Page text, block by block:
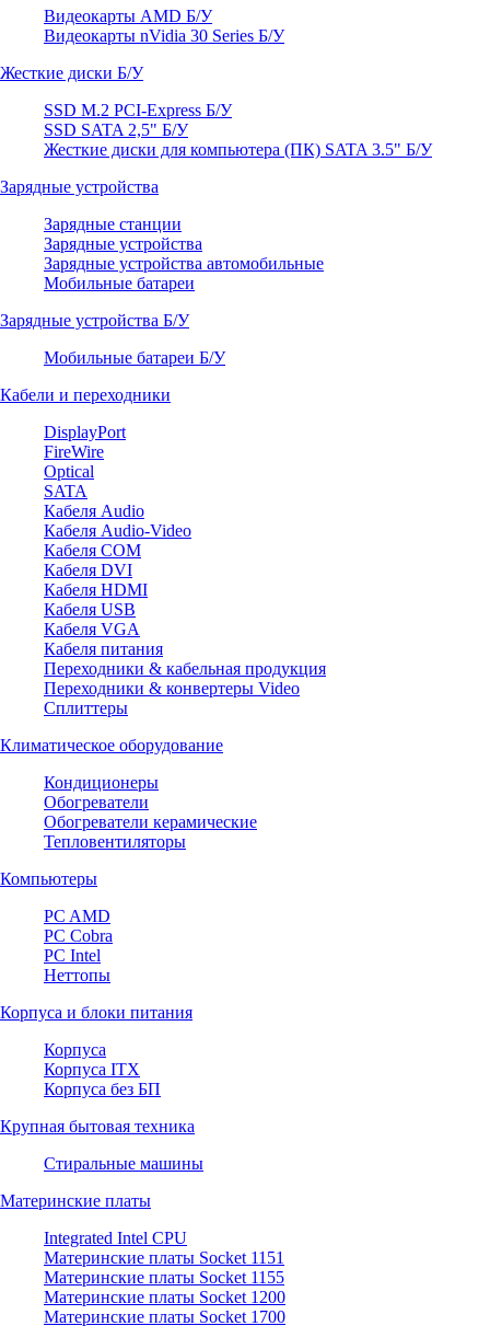
Видеокарты AMD Б/У
Видеокарты nVidia 30 Series Б/У
Жесткие диски Б/У
SSD M.2 PCI-Express Б/У
SSD SATA 2,5" Б/У
Жесткие диски для компьютера (ПК) SATA 3.5" Б/У
Зарядные устройства
Зарядные станции
Зарядные устройства
Зарядные устройства автомобильные
Мобильные батареи
Зарядные устройства Б/У
Мобильные батареи Б/У
Кабели и переходники
DisplayPort
FireWire
Optical
SATA
Кабеля Audio
Кабеля Audio-Video
Кабеля COM
Кабеля DVI
Кабеля HDMI
Кабеля USB
Кабеля VGA
Кабеля питания
Переходники & кабельная продукция
Переходники & конвертеры Video
Сплиттеры
Климатическое оборудование
Кондиционеры
Обогреватели
Обогреватели керамические
Тепловентиляторы
Компьютеры
PC AMD
PC Cobra
PC Intel
Неттопы
Корпуса и блоки питания
Корпуса
Корпуса ITX
Корпуса без БП
Крупная бытовая техника
Стиральные машины
Материнские платы
Integrated Intel CPU
Материнские платы Socket 1151
Материнские платы Socket 1155
Материнские платы Socket 1200
Материнские платы Socket 1700